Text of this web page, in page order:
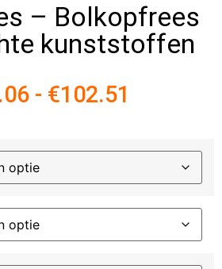
– Bolkopfrees
kunststoffen
- €102.51